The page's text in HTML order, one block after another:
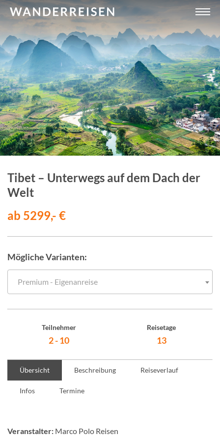
Tibet – Unterwegs auf dem Dach der
Welt
ab 5299,- €
Mögliche Varianten:
Premium - Eigenanreise
Teilnehmer
2 - 10
Reisetage
13
Übersicht Beschreibung Reiseverlauf
Infos Termine
Veranstalter: Marco Polo Reisen